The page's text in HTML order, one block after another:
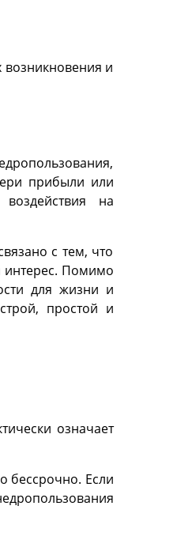
и
прибыли или
на
с тем, что
интерес. Помимо
для жизни и
простой и
означает
бессрочно. Если